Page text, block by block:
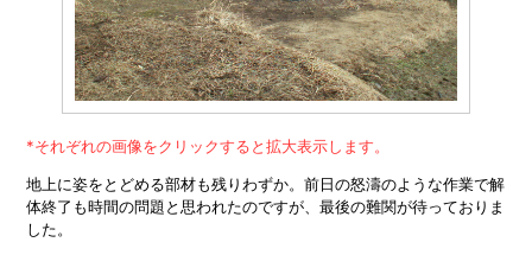
*それぞれの画像をクリックすると拡大表示します。
地上に姿をとどめる部材も残りわずか。前日の怒濤のような作業で解
体終了も時間の問題と思われたのですが、最後の難関が待っておりま
した。